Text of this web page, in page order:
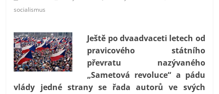
prospívá?
socialismus
Ještě po dvaadvaceti letech od
pravicového státního
převratu nazývaného
„Sametová revoluce“ a pádu
vlády jedné strany se řada autorů ve svých